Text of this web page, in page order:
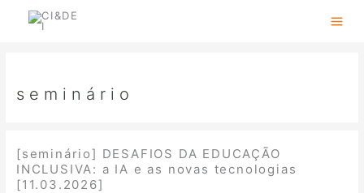
seminário
[seminário] DESAFIOS DA EDUCAÇÃO
INCLUSIVA: a IA e as novas tecnologias
[11.03.2026]